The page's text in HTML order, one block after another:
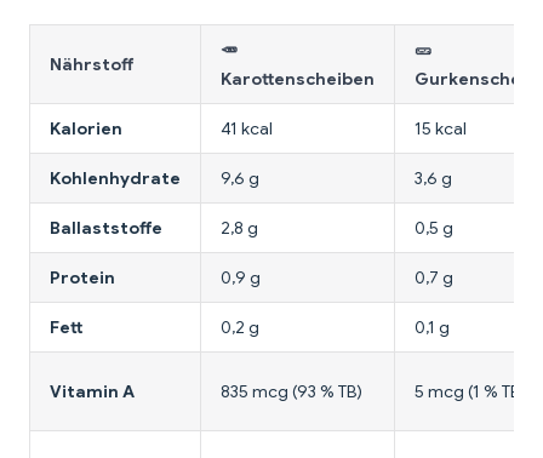
Nährstoff
🥕
Karottenscheiben
🥒
Kalorien 41 kcal 15 kcal
Kohlenhydrate 9,6 g 3,6 g
Ballaststoffe 2,8 g 0,5 g
Protein 0,9 g 0,7 g
Fett 0,2 g 0,1 g
Vitamin A 835 mcg (93 % TB) 5 mcg (1 % TB)